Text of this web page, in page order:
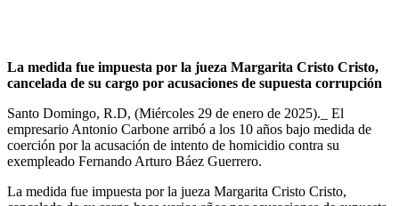
La medida fue impuesta por la jueza Margarita Cristo Cristo,
cancelada de su cargo por acusaciones de supuesta corrupción
Santo Domingo, R.D, (Miércoles 29 de enero de 2025)._ El
empresario Antonio Carbone arribó a los 10 años bajo medida de
coerción por la acusación de intento de homicidio contra su
exempleado Fernando Arturo Báez Guerrero.
La medida fue impuesta por la jueza Margarita Cristo Cristo,